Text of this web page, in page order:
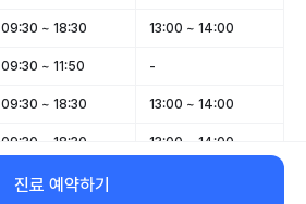
09:30 ~ 18:30 13:00 ~ 14:00
09:30 ~ 11:50 -
09:30 ~ 18:30 13:00 ~ 14:00
09:30 ~ 18:30 13:00 ~ 14:00
09:30 ~ 13:00
진료 예약하기